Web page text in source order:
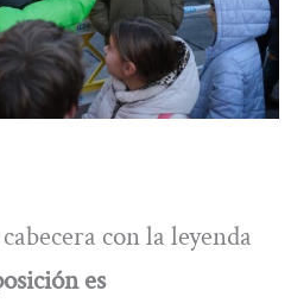
con la leyenda
es